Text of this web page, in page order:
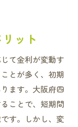
ット
て金利が変動す
とが多く、初期
ます。大阪府四
ことで、短期間
す。しかし、変